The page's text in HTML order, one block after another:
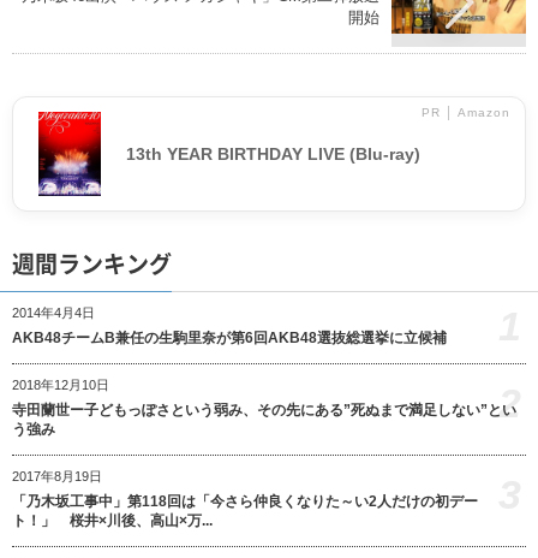
開始
PR │ Amazon
13th YEAR BIRTHDAY LIVE (Blu-ray)
週間ランキング
2014年4月4日
AKB48チームB兼任の生駒里奈が第6回AKB48選抜総選挙に立候補
2018年12月10日
寺田蘭世ー子どもっぽさという弱み、その先にある”死ぬまで満足しない”とい
う強み
2
2017年8月19日
「乃木坂工事中」第118回は「今さら仲良くなりた～い2人だけの初デー
ト！」 桜井×川後、高山×万...